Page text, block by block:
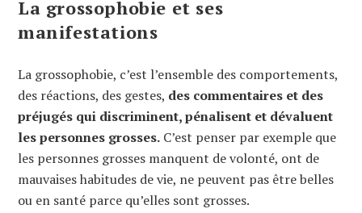
La grossophobie et ses
manifestations
La grossophobie, c’est l’ensemble des comportements,
des réactions, des gestes, des commentaires et des
préjugés qui discriminent, pénalisent et dévaluent
les personnes grosses. C’est penser par exemple que
les personnes grosses manquent de volonté, ont de
mauvaises habitudes de vie, ne peuvent pas être belles
ou en santé parce qu’elles sont grosses.